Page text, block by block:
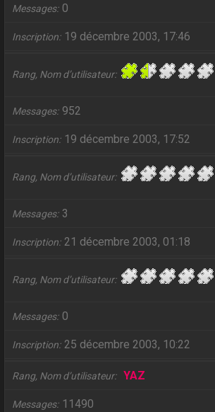
Messages 0
Inscription 19 décembre 2003, 17:46
Rang, Nom d’utilisateur
Messages 952
Inscription 19 décembre 2003, 17:52
Rang, Nom d’utilisateur
Messages 3
Inscription 21 décembre 2003, 01:18
Rang, Nom d’utilisateur
Messages 0
Inscription 25 décembre 2003, 10:22
Rang, Nom d’utilisateur YAZ
Messages 11490